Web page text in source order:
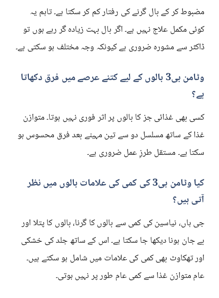
مضبوط کر کے بال گرنے کی رفتار کم کر سکتا ہے۔ تاہم یہ
کوئی مکمل علاج نہیں ہے۔ اگر بال بہت زیادہ گر رہے ہوں تو
ڈاکٹر سے مشورہ ضروری ہے کیونکہ وجہ مختلف ہو سکتی ہے۔
وٹامن بی3 بالوں کے لیے کتنے عرصے میں فرق دکھاتا
ہے؟
کسی بھی غذائی جز کا بالوں پر اثر فوری نہیں ہوتا۔ متوازن
غذا کے ساتھ مسلسل دو سے تین مہینے بعد فرق محسوس ہو
سکتا ہے۔ مستقل طرزِ عمل ضروری ہے۔
کیا وٹامن بی3 کی کمی کی علامات بالوں میں نظر
آتی ہیں؟
جی ہاں، نیاسین کی کمی سے بالوں کا گرنا، بالوں کا پتلا اور
بے جان ہونا دیکھا جا سکتا ہے۔ اس کے ساتھ جلد کی خشکی
اور تھکاوٹ بھی کمی کی علامات میں شامل ہو سکتے ہیں۔
عام متوازن غذا سے کمی عام طور پر نہیں ہوتی۔